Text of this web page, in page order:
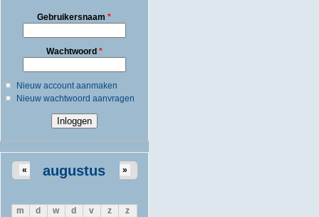
Gebruikersnaam*
Wachtwoord *
Nieuw account aanmaken
Nieuw wachtwoord aanvragen
augustus
« »
m d w d v z
z